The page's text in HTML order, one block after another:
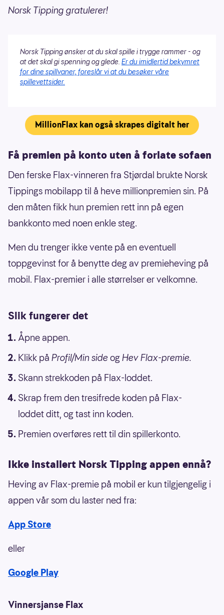
Norsk Tipping gratulerer!
Norsk Tipping ønsker at du skal spille i trygge rammer - og
at det skal gi spenning og glede. Er du imidlertid bekymret
for dine spillvaner, foreslår vi at du besøker våre
spillevettsider.
MillionFlax kan også skrapes digitalt her
Få premien på konto uten å forlate sofaen
Den ferske Flax-vinneren fra Stjørdal brukte Norsk
Tippings mobilapp til å heve millionpremien sin. På
den måten fikk hun premien rett inn på egen
bankkonto med noen enkle steg.
Men du trenger ikke vente på en eventuell
toppgevinst for å benytte deg av premieheving på
mobil. Flax-premier i alle størrelser er velkomne.
Slik fungerer det
Åpne appen.
Klikk på Profil/Min side ogHev Flax-premie.
Skann strekkoden på Flax-loddet.
Skrap frem den tresifrede koden på Flax-
loddet ditt, og tast inn koden.
Premien overføres rett til din spillerkonto.
Ikke installert Norsk Tipping appen ennå?
Heving av Flax-premie på mobil er kun tilgjengelig i
appen vår som du laster ned fra:
​App Store
eller
Google Play
Vinnersjanse Flax